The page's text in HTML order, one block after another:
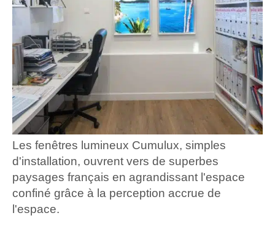
Les fenêtres lumineux Cumulux, simples
d'installation, ouvrent vers de superbes
paysages français en agrandissant l'espace
confiné grâce à la perception accrue de
l'espace.